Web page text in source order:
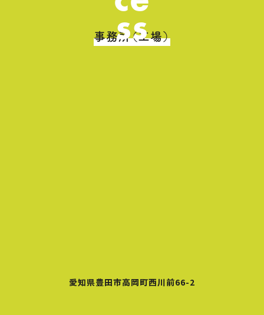
ss
事務所（工場）
愛知県豊田市高岡町西川前66-2